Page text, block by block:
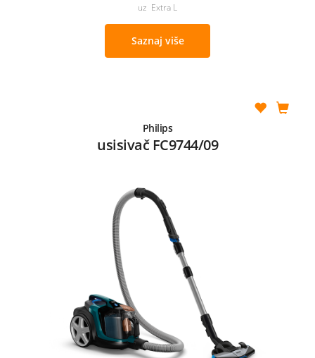
uz Extra L
Saznaj više
Philips
usisivač FC9744/09